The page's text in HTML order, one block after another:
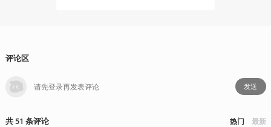
评论区
发送
共51 条评论 热门 最新